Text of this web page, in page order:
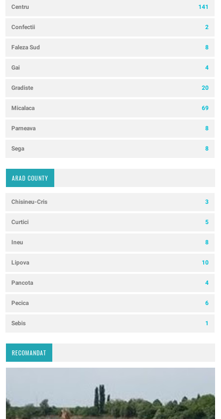
Centru 141
Confectii 2
Faleza Sud 8
Gai 4
Gradiste 20
Micalaca 69
Parneava 8
Sega 8
ARAD COUNTY
Chisineu-Cris 3
Curtici 5
Ineu 8
Lipova 10
Pancota 4
Pecica 6
Sebis 1
RECOMANDAT